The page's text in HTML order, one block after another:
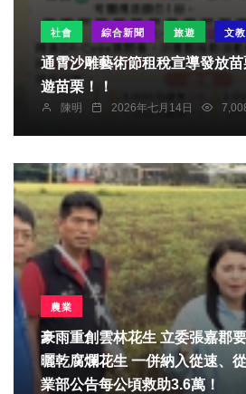
社會 綜合新聞 旅遊 文教
通霄沙雕藝術節租稅宣導發放
遊苗栗！！
陳明 2026年七月14日
農業
豪雨重創雲林花生 立委張嘉郡
曬乾腐爛花生 一併納入從速、
業部公告每公頃救助3.6萬！